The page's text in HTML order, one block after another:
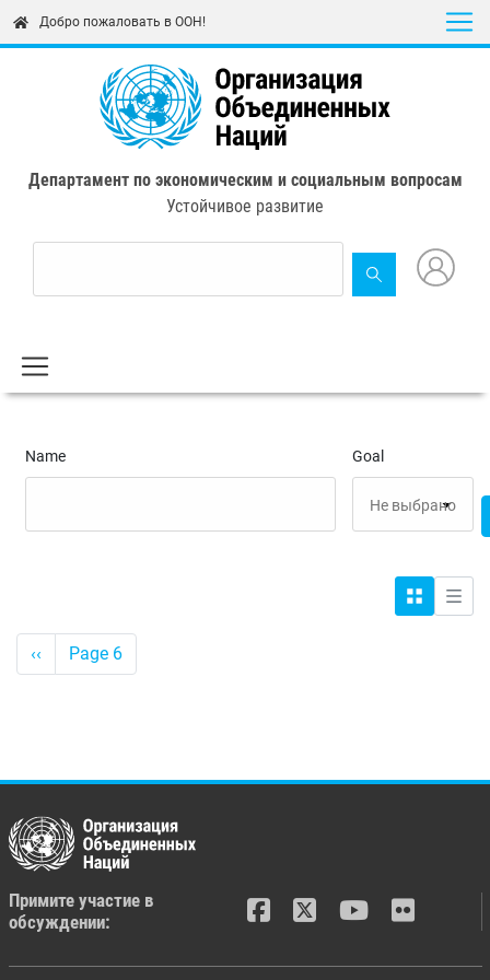
content
Добро пожаловать в ООН!
Департамент по экономическим и социальным вопросам
Устойчивое развитие
Name Goal
Сетка
Pagination
<-
Предыдущее
‹‹ Page 6
Примите участие в
обсуждении: